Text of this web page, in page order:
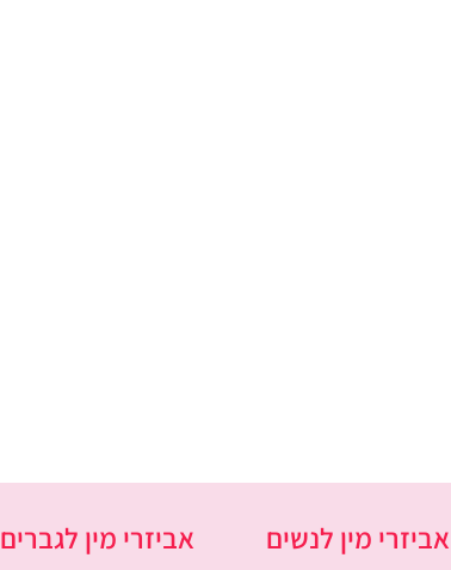
אביזרי מין לנשים אביזרי מין לגברים